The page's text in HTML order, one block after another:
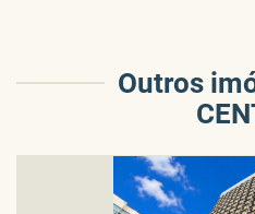
Outros